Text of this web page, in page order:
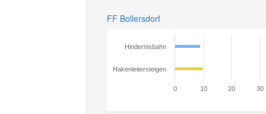
FF Bollersdorf
Hindernisbahn
Hakenleitersteigen
0 10 20 30